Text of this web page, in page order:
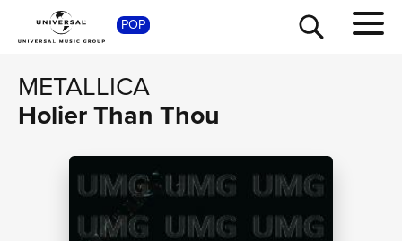
POP
METALLICA
Holier Than Thou
SHOP